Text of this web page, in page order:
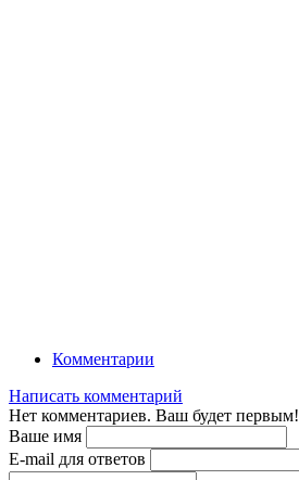
Комментарии
Написать комментарий
Нет комментариев. Ваш будет первым!
Ваше имя
E-mail для ответов